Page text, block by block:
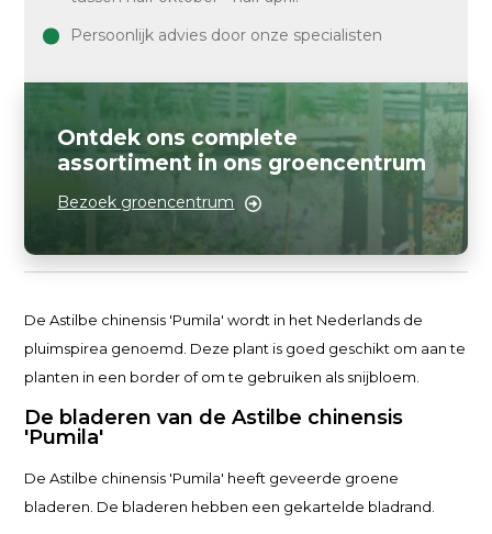
Persoonlijk advies door onze specialisten
Ontdek ons complete
assortiment in ons groencentrum
Bezoek groencentrum
De Astilbe chinensis 'Pumila' wordt in het Nederlands de
pluimspirea genoemd. Deze plant is goed geschikt om aan te
planten in een border of om te gebruiken als snijbloem.
De bladeren van de Astilbe chinensis
'Pumila'
De Astilbe chinensis 'Pumila' heeft geveerde groene
bladeren. De bladeren hebben een gekartelde bladrand.